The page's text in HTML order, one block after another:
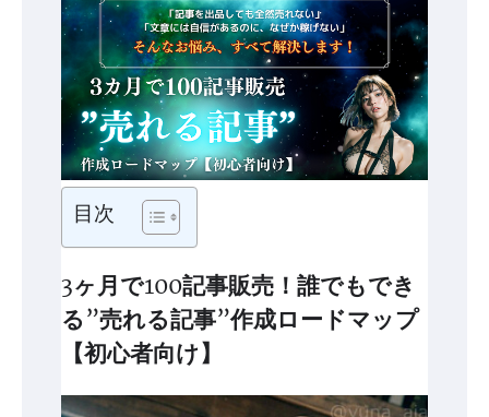
目次
3ヶ月で100記事販売！誰でもでき
る”売れる記事”作成ロードマップ
【初心者向け】